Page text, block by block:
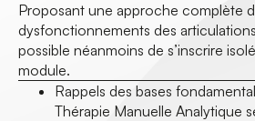
Proposant une approche complète
dysfonctionnements des
possible néanmoins de s’inscrire
module.
Rappels des bases
Thérapie Manuelle Analytique